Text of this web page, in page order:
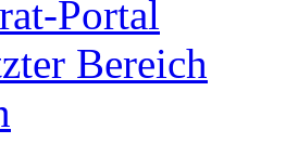
Portal
Bereich